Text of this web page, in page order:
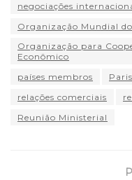
negociações
Organização Mundial
Organização para
Econômico
países membros
Paris
relações comerciais
Reunião Ministerial